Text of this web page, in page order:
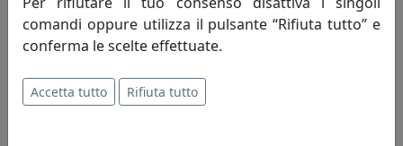
Biscottini International Art Trading è
un’azienda giovane, nata nel 1996 ma che
settore, in varie forme, società,
esperienze. L’Azienda è guidata dal giovane titolare
comandi oppure utilizza il pulsante “Rifiuta tutto” e
conferma le scelte effettuate.
Accetta tutto Rifiuta tutto